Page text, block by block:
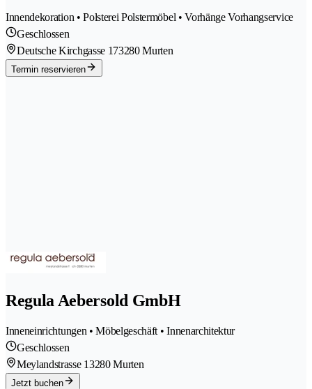
Innendekoration • Polsterei Polstermöbel • Vorhänge Vorhangservice
Geschlossen
Deutsche Kirchgasse 173280 Murten
Termin reservieren
Regula Aebersold GmbH
Inneneinrichtungen • Möbelgeschäft • Innenarchitektur
Geschlossen
Meylandstrasse 13280 Murten
Jetzt buchen